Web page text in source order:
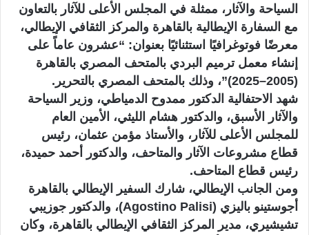
السياحة والآثار، ممثلة في المجلس الأعلى للآثار بالتعاون
مع السفارة الإيطالية بالقاهرة والمركز الثقافي الإيطالي،
معرضًا فوتوغرافيًا استثنائيًا بعنوان: “عشرون عاماً على
إنشاء معمل ترميم البردي بالمتحف المصري بالقاهرة
(2005–2025)”، وذلك بالمتحف المصري بالتحرير.
شهد الاحتفالية الدكتور ممدوح الدمياطي، وزير السياحة
والآثار الأسبق، والدكتور هشام الليثي، الأمين العام
للمجلس الأعلى للآثار، والأستاذ مؤمن عثمان، رئيس
قطاع مشروعات الآثار والمتاحف، والدكتور أحمد حميدة،
رئيس قطاع المتاحف.
ومن الجانب الإيطالي، شارك السفير الإيطالي بالقاهرة
أجوستينو باليزي (Agostino Palisi)، والدكتور جوزيبي
تشيشيري، مدير المركز الثقافي الإيطالي بالقاهرة، وكان